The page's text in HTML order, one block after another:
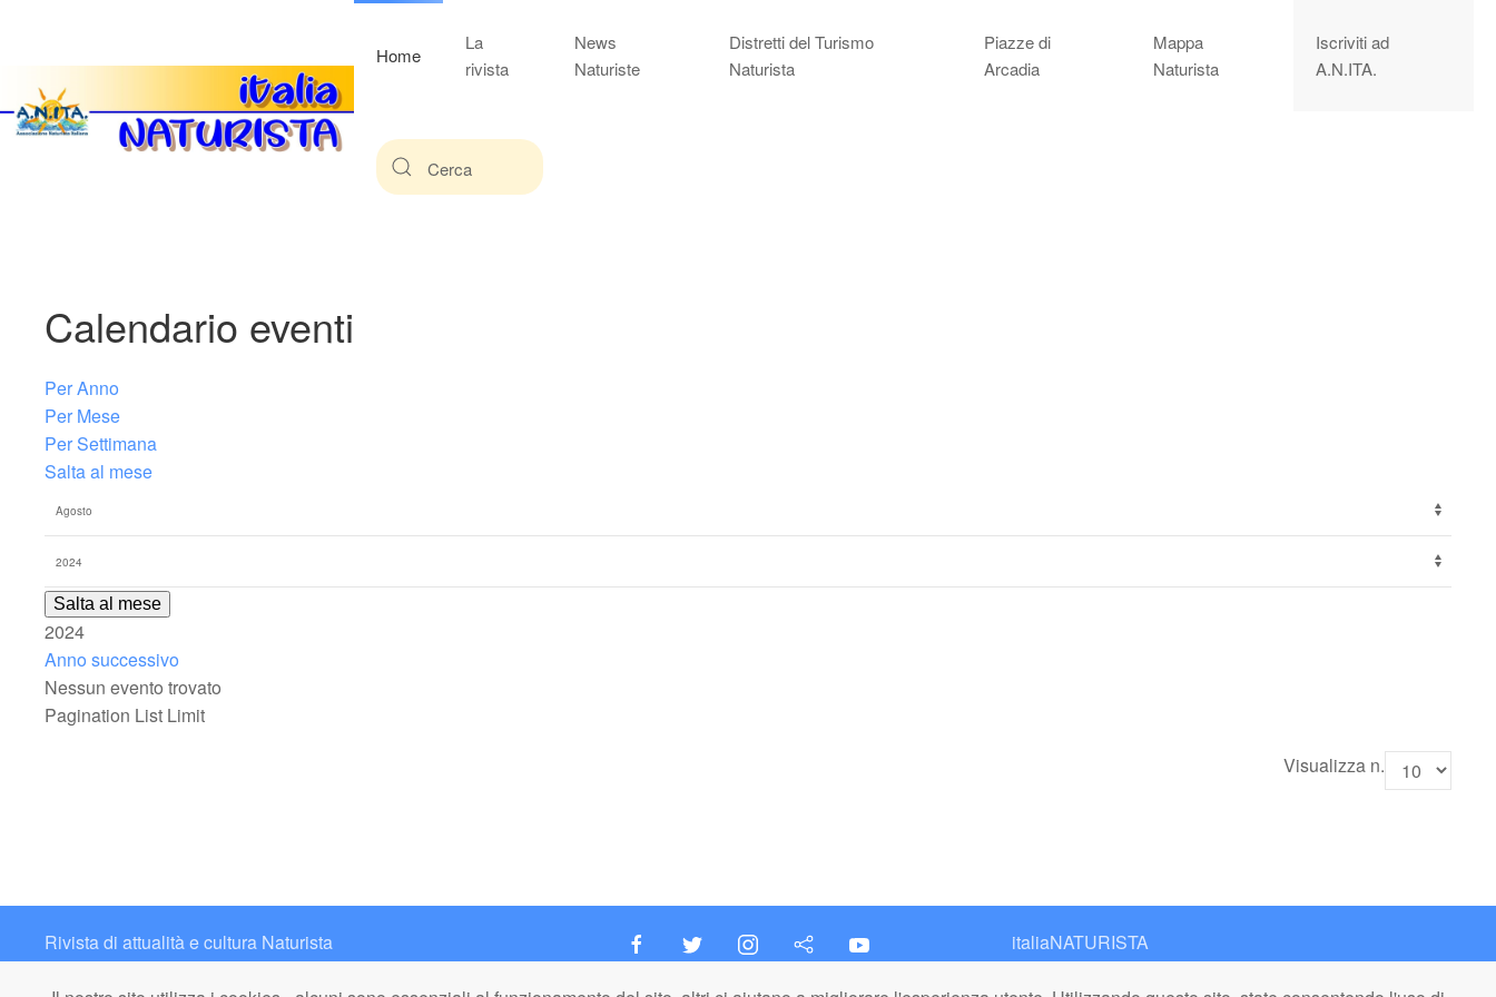
Home
La
rivista
News
Naturiste
Distretti del Turismo
Naturista
Piazze di
Arcadia
Mappa
Naturista
Iscriviti ad
A.N.ITA.
Calendario eventi
Per Anno
Per Mese
Per Settimana
Salta al mese
Salta al mese
2024
Anno successivo
Nessun evento trovato
Pagination List Limit
Visualizza n.
Rivista di attualità e cultura Naturista
Contatto: redazione@italianaturista.it
italiaNATURISTA
Editore e Redazione